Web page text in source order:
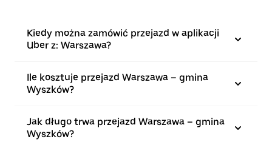
Kiedy można zamówić przejazd w aplikacji
Uber z: Warszawa?
Ile kosztuje przejazd Warszawa – gmina
Wyszków?
Jak długo trwa przejazd Warszawa – gmina
Wyszków?